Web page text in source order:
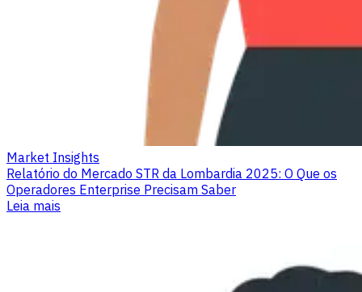
Market Insights
Relatório do Mercado STR da Lombardia 2025: O Que os
Operadores Enterprise Precisam Saber
Leia mais